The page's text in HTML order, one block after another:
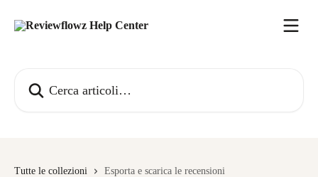
Tutte le collezioni Esporta e scarica le recensioni